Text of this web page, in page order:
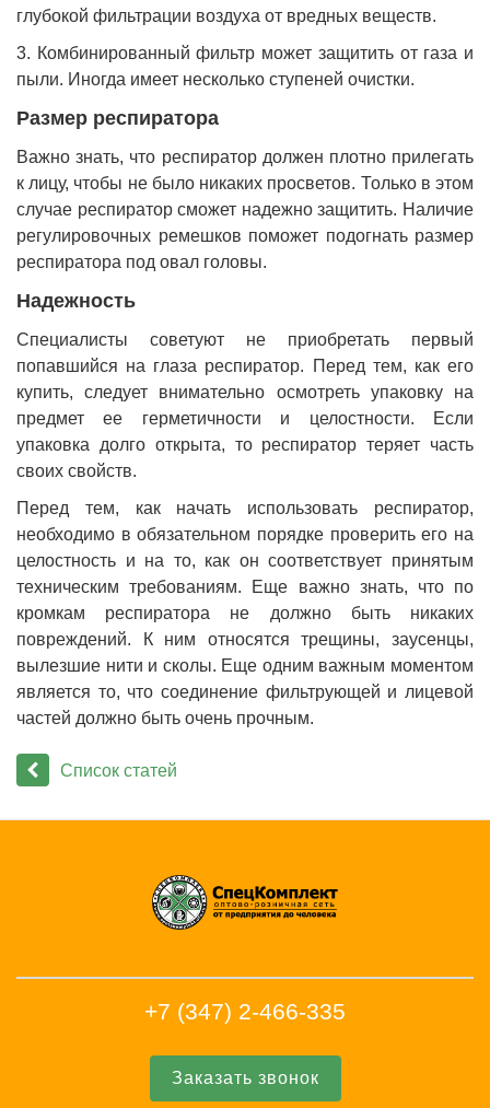
глубокой фильтрации воздуха от вредных веществ.
3. Комбинированный фильтр может защитить от газа и
пыли. Иногда имеет несколько ступеней очистки.
Размер респиратора
Важно знать, что респиратор должен плотно прилегать
к лицу, чтобы не было никаких просветов. Только в этом
случае респиратор сможет надежно защитить. Наличие
регулировочных ремешков поможет подогнать размер
респиратора под овал головы.
Надежность
Специалисты советуют не приобретать первый
попавшийся на глаза респиратор. Перед тем, как его
купить, следует внимательно осмотреть упаковку на
предмет ее герметичности и целостности. Если
упаковка долго открыта, то респиратор теряет часть
своих свойств.
Перед тем, как начать использовать респиратор,
необходимо в обязательном порядке проверить его на
целостность и на то, как он соответствует принятым
техническим требованиям. Еще важно знать, что по
кромкам респиратора не должно быть никаких
повреждений. К ним относятся трещины, заусенцы,
вылезшие нити и сколы. Еще одним важным моментом
является то, что соединение фильтрующей и лицевой
частей должно быть очень прочным.
Список статей
+7 (347) 2-466-335
Заказать звонок